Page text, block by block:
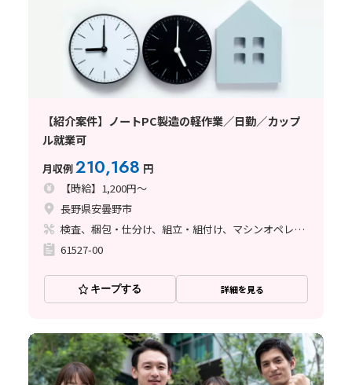
【紹介案件】ノートPC製造の軽作業／日勤／カップ
ル就業可
月収例210,168 円
【時給】1,200円～
長野県安曇野市
検査、梱包・仕分け、組立・組付け、マシンオペレーター
61527-00
キープする 詳細を見る